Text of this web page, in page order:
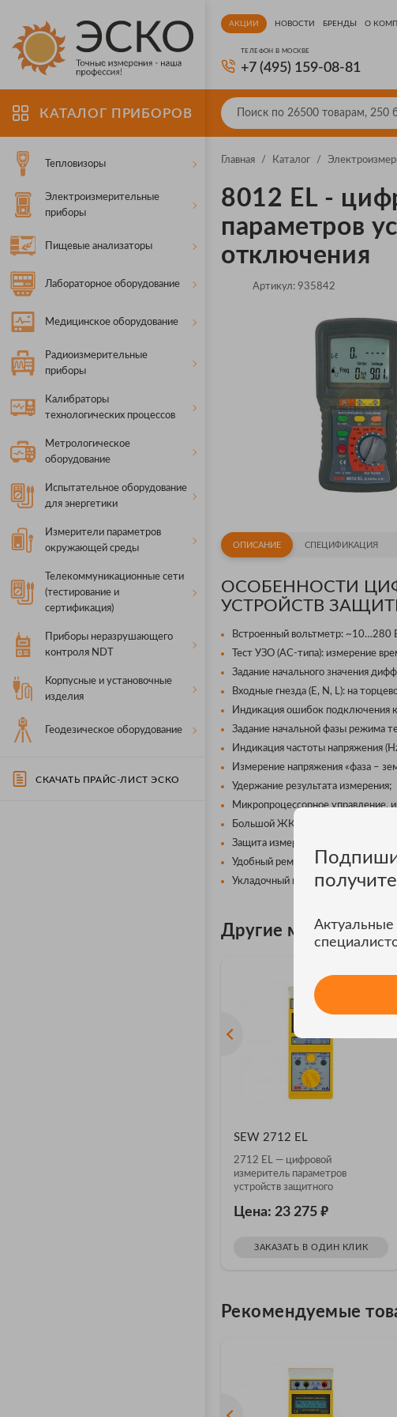
КАТАЛОГ ПРИБОРОВ
Тепловизоры
Электроизмерительные
приборы
Пищевые анализаторы
Лабораторное оборудование
Медицинское оборудование
Радиоизмерительные
приборы
Калибраторы
технологических процессов
Метрологическое
оборудование
Испытательное оборудование
для энергетики
Измерители параметров
окружающей среды
Телекоммуникационные сети
(тестирование и
сертификация)
Приборы неразрушающего
контроля NDT
Корпусные и установочные
изделия
Геодезическое оборудование
СКАЧАТЬ ПРАЙС-ЛИСТ ЭСКО
АКЦИИ НОВОСТИ БРЕНДЫ О
ТЕЛЕФОН В МОСКВЕ
+7 (495) 159-08-81
Главная / Каталог /
8012 EL -
параметров
отключения
Артикул: 935842
ОПИСАНИЕ СПЕЦИФИКАЦИЯ
ОСОБЕННОСТИ
УСТРОЙСТВ
Встроенный вольтметр: ~10…280
Тест УЗО (АС-типа): измерение
Задание начального значения
Входные гнезда (E, N, L): на
Индикация ошибок подключения
Задание начальной фазы режима
Индикация частоты напряжения
Измерение напряжения «фаза –
Удержание результата измерения;
Микропроцессорное управление,
Большой ЖК-индикатор (78х76 мм)
Защита измерительного входа
Удобный ремень: для крепления и
Укладочный кейс для хранения и
Другие модели SEW
SEW 2712 EL
2712 EL — цифровой
измеритель параметров
устройств защитного
Цена: 23 275 ₽
ЗАКАЗАТЬ В ОДИН КЛИК
Рекомендуемые